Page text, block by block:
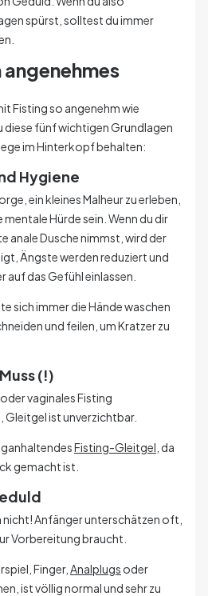
spürst, solltest du immer
Fisting so angenehm wie
fünf wichtigen Grundlagen
im Hinterkopf behalten:
Hygiene
ein kleines Malheur zu erleben,
Hürde sein. Wenn du dir
anale Dusche nimmst, wird der
Ängste werden reduziert und
auf das Gefühl einlassen.
sich immer die Hände waschen
und feilen, um Kratzer zu
(!)
vaginales Fisting
ist unverzichtbar.
Fisting-Gleitgel , da
gemacht ist.
nicht! Anfänger unterschätzen oft,
Vorbereitung braucht.
Finger, Analplugs oder
ist völlig normal und sehr zu